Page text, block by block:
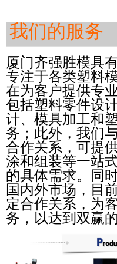
我们的服务
厦门齐强胜模具
专注于各类塑料
在为客户提供专
包括塑料零件设
计、模具加工和
务；此外，我们
合作关系，可提
涂和组装等一站
的具体需求。同
国内外市场，目
定合作关系， 为
务，以达到双赢的